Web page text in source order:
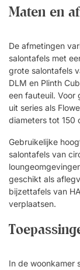
Maten en
De afmetingen
salontafels met
grote salontafels
DLM en Plinth
een fauteuil. Voor
uit series als
diameters tot 150
Gebruikelijke
salontafels van
geschikt als
bijzettafels van
verplaatsen.
In de woonkamer